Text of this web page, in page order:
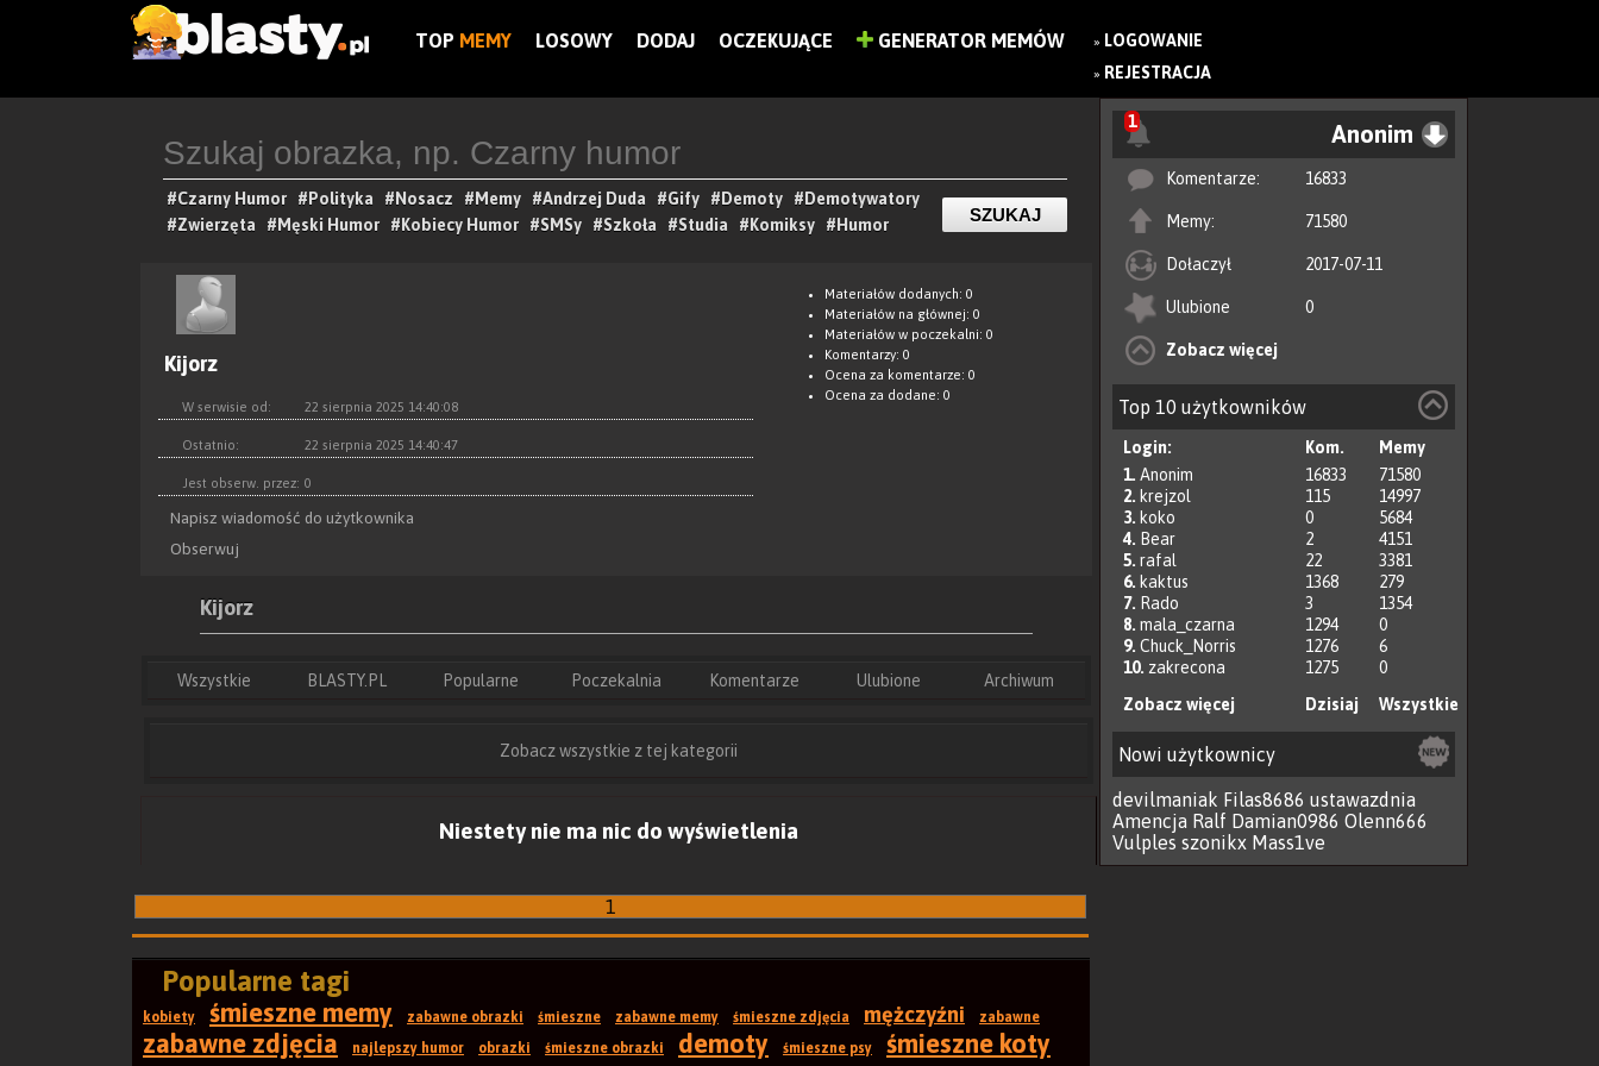
TOP MEMY LOSOWY DODAJ OCZEKUJĄCE GENERATOR MEMÓW » LOGOWANIE
» REJESTRACJA
1 Anonim
Komentarze: 16833
Memy: 71580
Dołaczył 2017-07-11
Ulubione 0
Zobacz więcej
Top 10 użytkowników
Login: Kom.
Memy
1. Anonim 16833
71580
2. krejzol 115
14997
3. koko 0
5684
4. Bear 2
4151
5. rafal 22
3381
6. kaktus 1368
279
7. Rado 3
1354
8. mala_czarna 1294
0
9. Chuck_Norris 1276
6
10. zakrecona 1275
0
Zobacz więcej
Dzisiaj Wszystkie
Nowi użytkownicy
devilmaniak Filas8686 ustawazdnia
Amencja Ralf Damian0986 Olenn666
Vulples szonikx Mass1ve
#Czarny Humor #Polityka #Nosacz #Memy #Andrzej Duda #Gify #Demoty
#Demotywatory
#Zwierzęta
#Męski Humor #Kobiecy Humor #SMSy #Szkoła #Studia #Komiksy #Humor
Kijorz
Materiałów dodanych: 0
Materiałów na głównej: 0
Materiałów w poczekalni: 0
Komentarzy: 0
Ocena za komentarze: 0
Ocena za dodane: 0
W serwisie od:
22 sierpnia 2025 14:40:08
Ostatnio: 22 sierpnia 2025 14:40:47
Jest obserw. przez: 0
Napisz wiadomość do użytkownika
Obserwuj
Kijorz
Wszystkie BLASTY.PL Popularne Poczekalnia Komentarze Ulubione Archiwum
Zobacz wszystkie z tej kategorii
Niestety nie ma nic do wyświetlenia
1
Popularne tagi
kobiety śmieszne memy zabawne obrazki śmieszne zabawne memy śmieszne zdjęcia mężczyźni zabawne
zabawne zdjęcia najlepszy humor obrazki śmieszne obrazki demoty śmieszne psy śmieszne koty